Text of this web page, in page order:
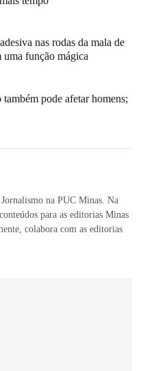
nas rodas da mala de
uma função mágica
pode afetar homens;
na PUC Minas. Na
para as editorias Minas
colabora com as editorias